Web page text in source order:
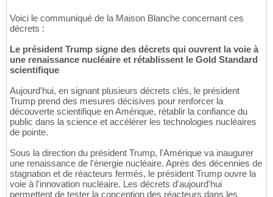
Voici le communiqué de la Maison Blanche concernant ces
décrets :
Le président Trump signe des décrets qui ouvrent la voie à
une renaissance nucléaire et rétablissent le Gold Standard
scientifique
Aujourd'hui, en signant plusieurs décrets clés, le président
Trump prend des mesures décisives pour renforcer la
découverte scientifique en Amérique, rétablir la confiance du
public dans la science et accélérer les technologies nucléaires
de pointe.
Sous la direction du président Trump, l'Amérique va inaugurer
une renaissance de l'énergie nucléaire. Après des décennies de
stagnation et de réacteurs fermés, le président Trump ouvre la
voie à l'innovation nucléaire. Les décrets d'aujourd'hui
permettent de tester la conception des réacteurs dans les